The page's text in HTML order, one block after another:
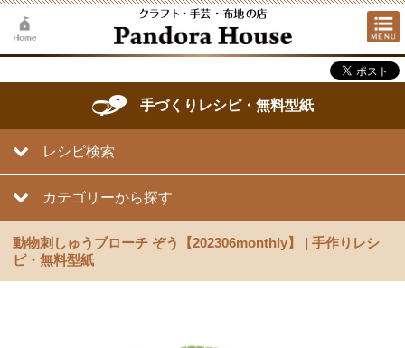
手づくりレシピ・無料型紙
レシピ検索
カテゴリーから探す
動物刺しゅうブローチ ぞう【202306monthly】 | 手作りレシ
ピ・無料型紙